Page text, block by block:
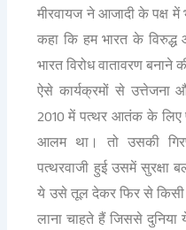
मीरवायज ने आजादी के पक्ष में
कहा कि हम भारत के
भारत विरोध वातावरण बनाने
ऐसे कार्यक्रमों से उत्तेजना
2010में पत्थर आतंक के लिए
आलम था। तो उसकी
पत्थरवाजी हुई उसमें सुरक्षा
ये उसे तूल देकर फिर से किसी
लाना चाहते हैं जिससे